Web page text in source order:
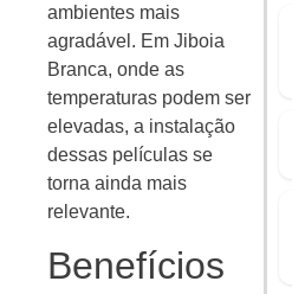
ambientes mais
agradável. Em Jiboia
Branca, onde as
temperaturas podem ser
elevadas, a instalação
dessas películas se
torna ainda mais
relevante.
Benefícios